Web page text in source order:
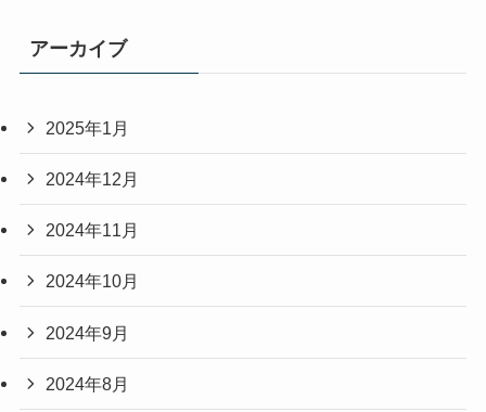
アーカイブ
2025年1月
2024年12月
2024年11月
2024年10月
2024年9月
2024年8月